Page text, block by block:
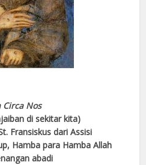
Circa Nos
di sekitar kita)
Fransiskus dari Assisi
Hamba para Hamba Allah
abadi